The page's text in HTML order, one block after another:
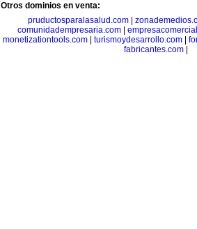
Otros dominios en venta:
pruductosparalasalud.com|
comunidadempresaria.com
monetizationtools.com| turismoydesarrollo.com|
fabricantes.com